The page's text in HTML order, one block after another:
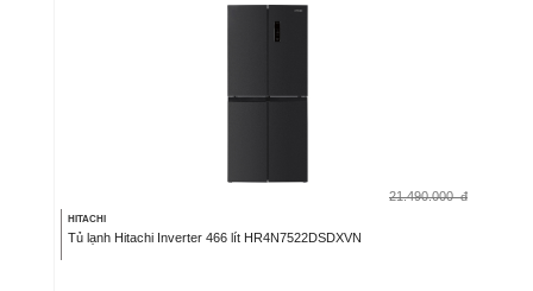
21.490.000 đ
HITACHI
Tủ lạnh Hitachi Inverter 466 lít HR4N7522DSDXVN